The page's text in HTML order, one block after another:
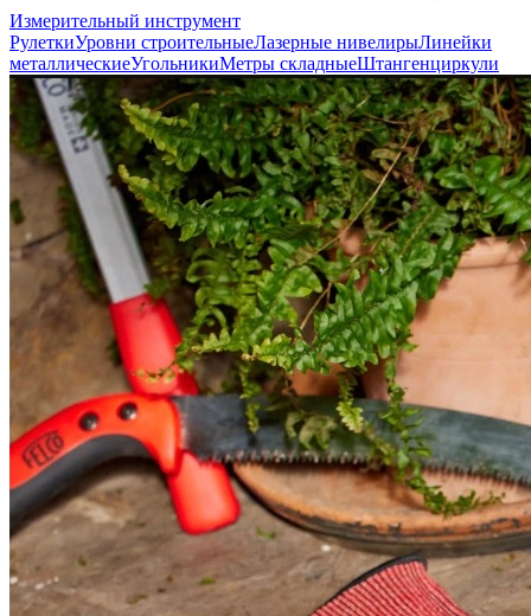
Измерительный инструмент
РулеткиУровни строительныеЛазерные нивелирыЛинейки
металлическиеУгольникиМетры складныеШтангенциркули